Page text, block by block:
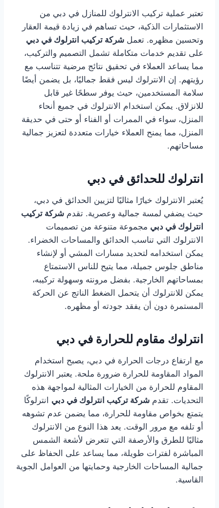
تعتبر عملية تركيب الانترلوك للمنازل في دبي من
الاستثمارات الذكية، حيث تساهم في زيادة قيمة العقار
وتحسين مظهره. تعمل شركة تركيب انترلوك في دبي
على تقديم خدمات متكاملة تشمل التصميم والتركيب،
مما يساعد العملاء في تحقيق نتائج مرضية تتناسب مع
رؤيتهم. إن الانترلوك ليس فقط جماليًا، بل يضمن أيضًا
سلامة المستخدمين، حيث يوفر سطحًا غير قابل
للانزلاق. يمكن استخدام الانترلوك في جميع أنحاء
المنزل، سواء في الممرات أو الفناء أو حتى في حديقة
المنزل، مما يمنح العملاء خيارات متعددة لتعزيز جمالية
مساحاتهم.
انترلوك للحدائق في دبي
يُعتبر الانترلوك خيارًا مثاليًا لتزيين الحدائق في دبي،
حيث يضفي لمسة جمالية وعصرية. تقدم شركة تركيب
انترلوك في دبي مجموعة متنوعة من تصميمات
الانترلوك التي تناسب الحدائق والمساحات الخضراء.
يمكن استخدامه لتحديد مسارات المشي أو لإنشاء
مناطق جلوس جميلة، مما يتيح للناس الاستمتاع
بمساحاتهم الخارجية. بفضل مرونته وسهولة تركيبه،
يمكن للانترلوك أن يتحمل الضغط الناتج عن الحركة
المستمرة دون أن يفقد جودته أو مظهره.
انترلوك مقاوم للحرارة في دبي
مع ارتفاع درجات الحرارة في دبي، يصبح استخدام
المواد المقاومة للحرارة ضرورة ملحة. يعتبر الانترلوك
المقاوم للحرارة من الخيارات المثالية لمواجهة هذه
التحديات. تقدم شركة تركيب انترلوك في دبي انترلوكًا
يتمتع بخواص مقاومة للحرارة، مما يضمن عدم تشوهه
أو تلفه مع مرور الوقت. يعد هذا النوع من الانترلوك
مثاليًا للطرق والأرصفة التي تتعرض لأشعة الشمس
المباشرة لفترات طويلة، مما يساعد على الحفاظ على
جمالية المساحات الخارجية وحمايتها من العوامل الجوية
القاسية.